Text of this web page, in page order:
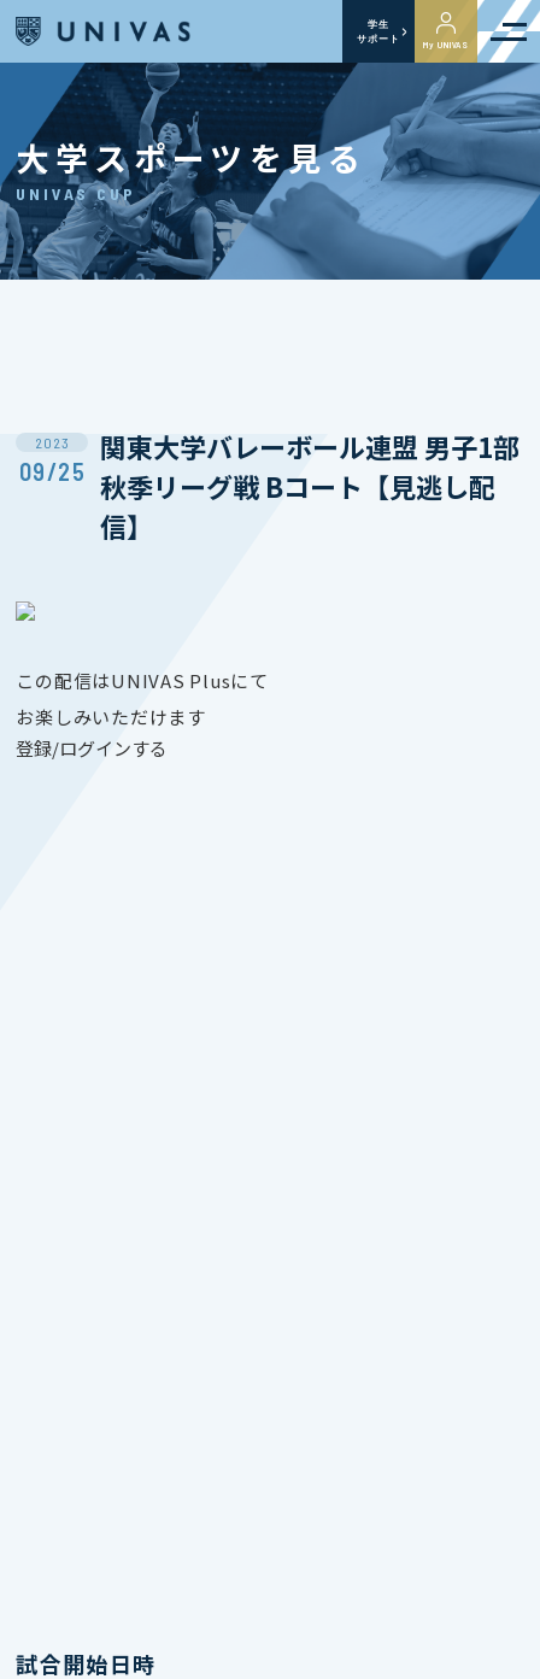
学生
サポート
My UNIVAS
大学スポーツを見る
UNIVAS CUP
2023
09/25
関東大学バレーボール連盟 男子1部
秋季リーグ戦 Bコート【見逃し配
信】
この配信はUNIVAS Plusにて
お楽しみいただけます
登録/ログインする
試合開始日時